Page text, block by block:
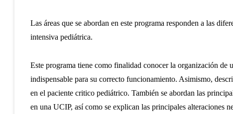
Las áreas que se abordan en este programa responden a las
intensiva pediátrica.
Este programa tiene como finalidad conocer la organización
indispensable para su correcto funcionamiento. Asimismo,
en el paciente critico pediátrico. También se abordan las
en una UCIP, así como se explican las principales alteraciones